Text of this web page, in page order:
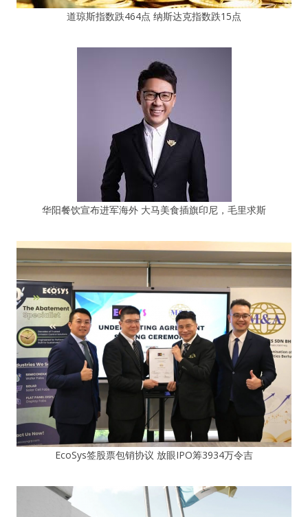
道琼斯指数跌464点 纳斯达克指数跌15点
华阳餐饮宣布进军海外 大马美食插旗印尼，毛里求斯
EcoSys签股票包销协议 放眼IPO筹3934万令吉